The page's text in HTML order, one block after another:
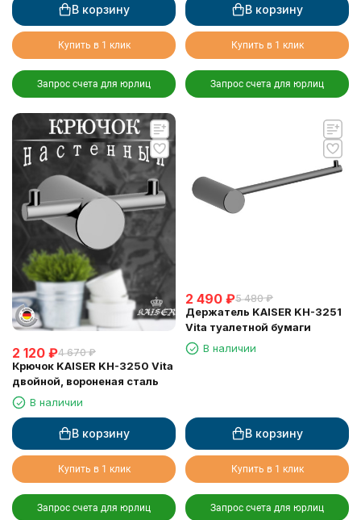
В корзину
Купить в 1 клик
Запрос счета для юрлиц
В корзину
Купить в 1 клик
Запрос счета для юрлиц
2 120 ₽4 670 ₽
Крючок KAISER KH-3250 Vita
двойной, вороненая сталь
В наличии
В корзину
Купить в 1 клик
Запрос счета для юрлиц
2 490 ₽5 480 ₽
Держатель KAISER KH-3251
Vita туалетной бумаги
В наличии
В корзину
Купить в 1 клик
Запрос счета для юрлиц